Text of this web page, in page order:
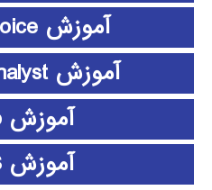
آموزش expert choice
آموزش Frontier Analyst
آموزش github
آموزش HFSS